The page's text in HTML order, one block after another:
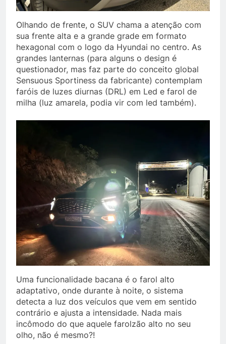
Olhando de frente, o SUV chama a atenção com
sua frente alta e a grande grade em formato
hexagonal com o logo da Hyundai no centro. As
grandes lanternas (para alguns o design é
questionador, mas faz parte do conceito global
Sensuous Sportiness da fabricante) contemplam
faróis de luzes diurnas (DRL) em Led e farol de
milha (luz amarela, podia vir com led também).
Uma funcionalidade bacana é o farol alto
adaptativo, onde durante à noite, o sistema
detecta a luz dos veículos que vem em sentido
contrário e ajusta a intensidade. Nada mais
incômodo do que aquele farolzão alto no seu
olho, não é mesmo?!